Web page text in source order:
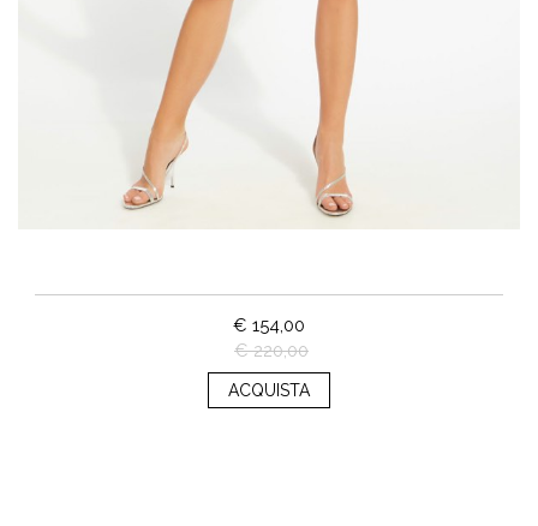
€ 154,00
€ 220,00
ACQUISTA